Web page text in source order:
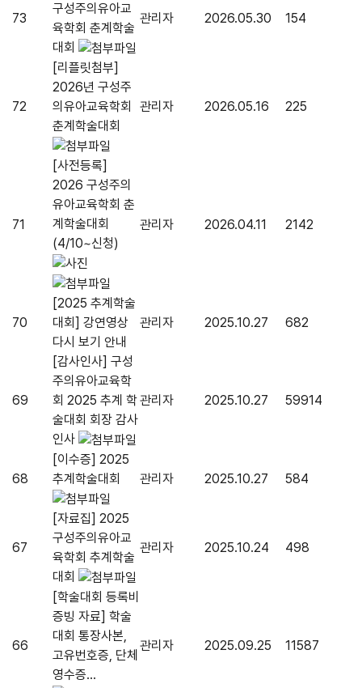
73
구성주의유아교
육학회 춘계학술
대회
관리자 2026.05.30 154
72
[리플릿첨부]
2026년 구성주
의유아교육학회
춘계학술대회
관리자 2026.05.16 225
71
[사전등록]
2026 구성주의
유아교육학회 춘
계학술대회
(4/10~신청)
관리자 2026.04.11 2142
70
[2025 추계학술
대회] 강연영상
다시 보기 안내
관리자 2025.10.27 682
69
[감사인사] 구성
주의유아교육학
회 2025 추계 학
술대회 회장 감사
인사
관리자 2025.10.27 59914
68
[이수증] 2025
추계학술대회
관리자 2025.10.27 584
67
[자료집] 2025
구성주의유아교
육학회 추계학술
대회
관리자 2025.10.24 498
66
[학술대회 등록비
증빙 자료] 학술
대회 통장사본,
고유번호증, 단체
영수증...
관리자 2025.09.25 11587